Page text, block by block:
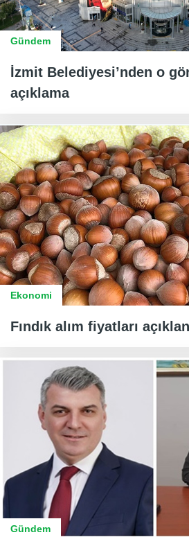
Gündem
İzmit Belediyesi’nden o
açıklama
Ekonomi
Fındık alım fiyatları
Gündem